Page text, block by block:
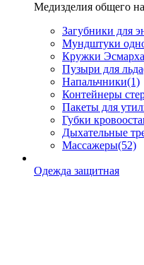
Медизделия общего
Загубники для
Мундштуки
Кружки Эсмарха
Пузыри для льда
Напальчники(1)
Контейнеры
Пакеты для
Губки
Дыхательные
Массажеры(52)
Одежда защитная